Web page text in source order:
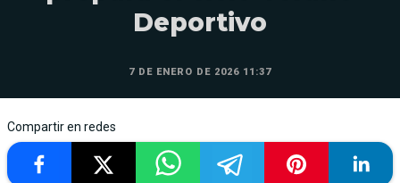
Deportivo
7 DE ENERO DE 2026 11:37
Compartir en redes